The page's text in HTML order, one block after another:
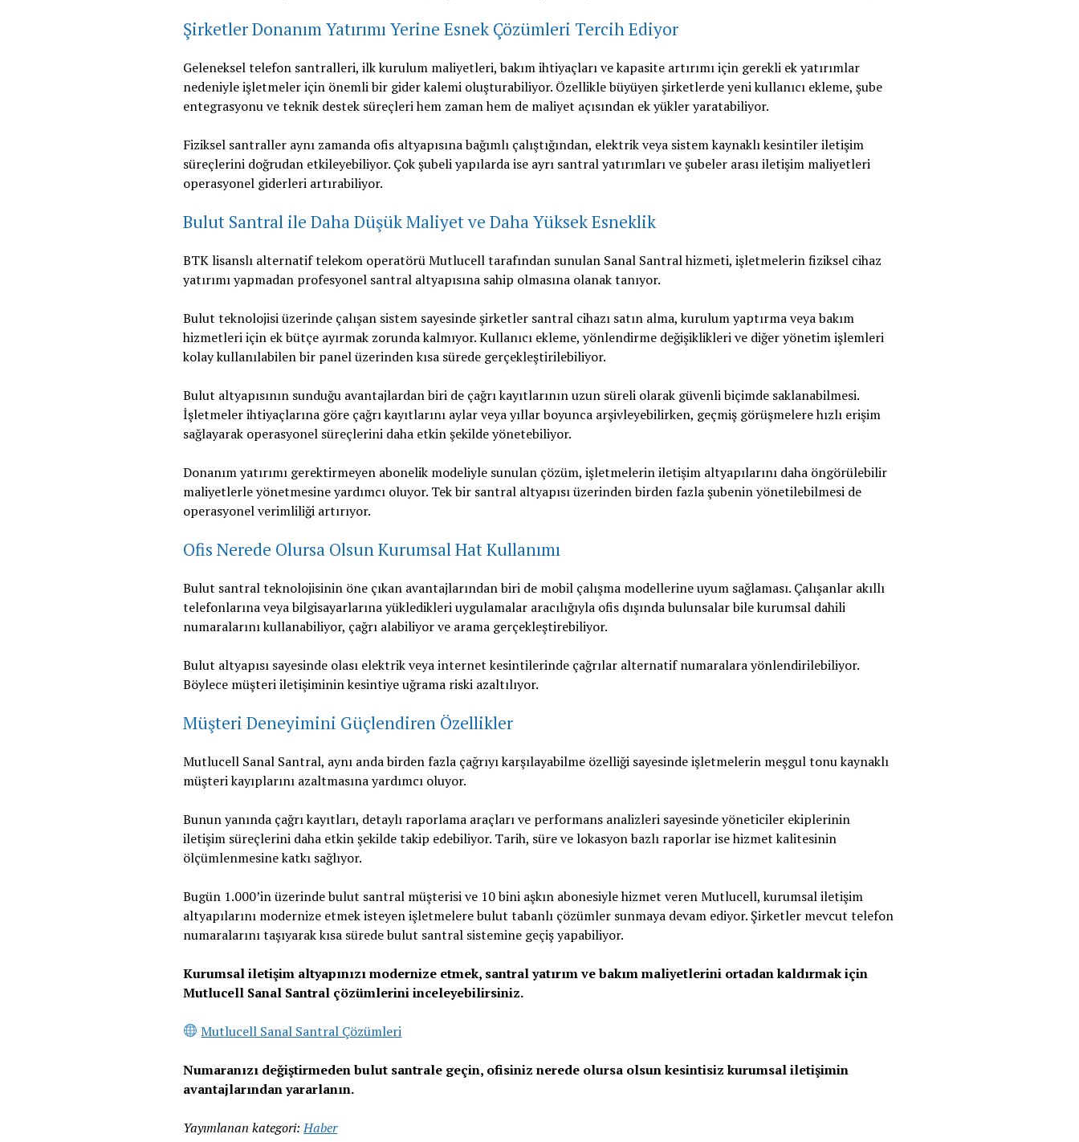
Şirketler Donanım Yatırımı Yerine Esnek Çözümleri Tercih Ediyor
Geleneksel telefon santralleri, ilk kurulum maliyetleri, bakım ihtiyaçları ve kapasite artırımı için gerekli ek yatırımlar
nedeniyle işletmeler için önemli bir gider kalemi oluşturabiliyor. Özellikle büyüyen şirketlerde yeni kullanıcı ekleme, şube
entegrasyonu ve teknik destek süreçleri hem zaman hem de maliyet açısından ek yükler yaratabiliyor.
Fiziksel santraller aynı zamanda ofis altyapısına bağımlı çalıştığından, elektrik veya sistem kaynaklı kesintiler iletişim
süreçlerini doğrudan etkileyebiliyor. Çok şubeli yapılarda ise ayrı santral yatırımları ve şubeler arası iletişim maliyetleri
operasyonel giderleri artırabiliyor.
Bulut Santral ile Daha Düşük Maliyet ve Daha Yüksek Esneklik
BTK lisanslı alternatif telekom operatörü Mutlucell tarafından sunulan Sanal Santral hizmeti, işletmelerin fiziksel cihaz
yatırımı yapmadan profesyonel santral altyapısına sahip olmasına olanak tanıyor.
Bulut teknolojisi üzerinde çalışan sistem sayesinde şirketler santral cihazı satın alma, kurulum yaptırma veya bakım
hizmetleri için ek bütçe ayırmak zorunda kalmıyor. Kullanıcı ekleme, yönlendirme değişiklikleri ve diğer yönetim işlemleri
kolay kullanılabilen bir panel üzerinden kısa sürede gerçekleştirilebiliyor.
Bulut altyapısının sunduğu avantajlardan biri de çağrı kayıtlarının uzun süreli olarak güvenli biçimde saklanabilmesi.
İşletmeler ihtiyaçlarına göre çağrı kayıtlarını aylar veya yıllar boyunca arşivleyebilirken, geçmiş görüşmelere hızlı erişim
sağlayarak operasyonel süreçlerini daha etkin şekilde yönetebiliyor.
Donanım yatırımı gerektirmeyen abonelik modeliyle sunulan çözüm, işletmelerin iletişim altyapılarını daha öngörülebilir
maliyetlerle yönetmesine yardımcı oluyor. Tek bir santral altyapısı üzerinden birden fazla şubenin yönetilebilmesi de
operasyonel verimliliği artırıyor.
Ofis Nerede Olursa Olsun Kurumsal Hat Kullanımı
Bulut santral teknolojisinin öne çıkan avantajlarından biri de mobil çalışma modellerine uyum sağlaması. Çalışanlar akıllı
telefonlarına veya bilgisayarlarına yükledikleri uygulamalar aracılığıyla ofis dışında bulunsalar bile kurumsal dahili
numaralarını kullanabiliyor, çağrı alabiliyor ve arama gerçekleştirebiliyor.
Bulut altyapısı sayesinde olası elektrik veya internet kesintilerinde çağrılar alternatif numaralara yönlendirilebiliyor.
Böylece müşteri iletişiminin kesintiye uğrama riski azaltılıyor.
Müşteri Deneyimini Güçlendiren Özellikler
Mutlucell Sanal Santral, aynı anda birden fazla çağrıyı karşılayabilme özelliği sayesinde işletmelerin meşgul tonu kaynaklı
müşteri kayıplarını azaltmasına yardımcı oluyor.
Bunun yanında çağrı kayıtları, detaylı raporlama araçları ve performans analizleri sayesinde yöneticiler ekiplerinin
iletişim süreçlerini daha etkin şekilde takip edebiliyor. Tarih, süre ve lokasyon bazlı raporlar ise hizmet kalitesinin
ölçümlenmesine katkı sağlıyor.
Bugün 1.000’in üzerinde bulut santral müşterisi ve 10 bini aşkın abonesiyle hizmet veren Mutlucell, kurumsal iletişim
altyapılarını modernize etmek isteyen işletmelere bulut tabanlı çözümler sunmaya devam ediyor. Şirketler mevcut telefon
numaralarını taşıyarak kısa sürede bulut santral sistemine geçiş yapabiliyor.
Kurumsal iletişim altyapınızı modernize etmek, santral yatırım ve bakım maliyetlerini ortadan kaldırmak için
Mutlucell Sanal Santral çözümlerini inceleyebilirsiniz.
Mutlucell Sanal Santral Çözümleri
Numaranızı değiştirmeden bulut santrale geçin, ofisiniz nerede olursa olsun kesintisiz kurumsal iletişimin
avantajlarından yararlanın.
Yayımlanan kategori: Haber